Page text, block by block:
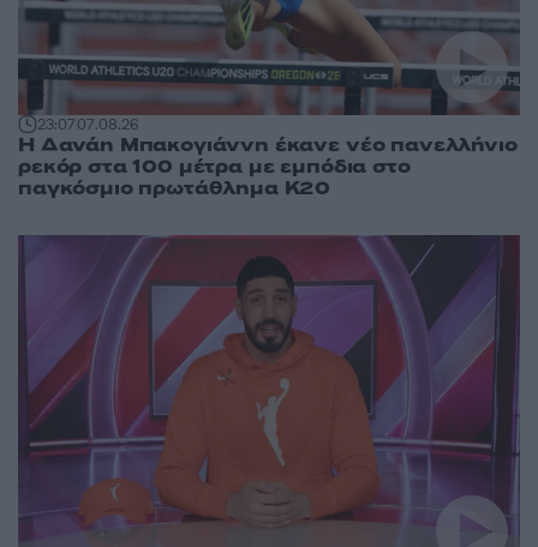
23:0707.08.26
Η Δανάη Μπακογιάννη έκανε νέο πανελλήνιο
ρεκόρ στα 100 μέτρα με εμπόδια στο
παγκόσμιο πρωτάθλημα Κ20